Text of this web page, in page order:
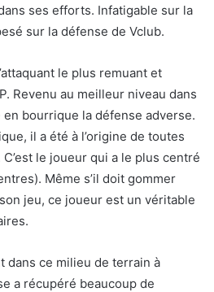
ses efforts. Infatigable sur la
sur la défense de Vclub.
le plus remuant et
Revenu au meilleur niveau dans
bourrique la défense adverse.
il a été à l’origine de toutes
le joueur qui a le plus centré
Même s’il doit gommer
jeu, ce joueur est un véritable
dans ce milieu de terrain à
a récupéré beaucoup de